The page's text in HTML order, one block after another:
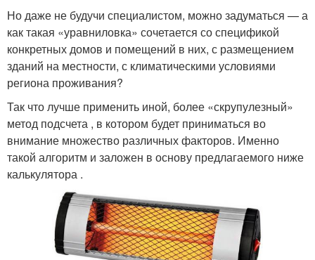
Но даже не будучи специалистом, можно задуматься — а
как такая «уравниловка» сочетается со спецификой
конкретных домов и помещений в них, с размещением
зданий на местности, с климатическими условиями
региона проживания?
Так что лучше применить иной, более «скрупулезный»
метод подсчета , в котором будет приниматься во
внимание множество различных факторов. Именно
такой алгоритм и заложен в основу предлагаемого ниже
калькулятора .